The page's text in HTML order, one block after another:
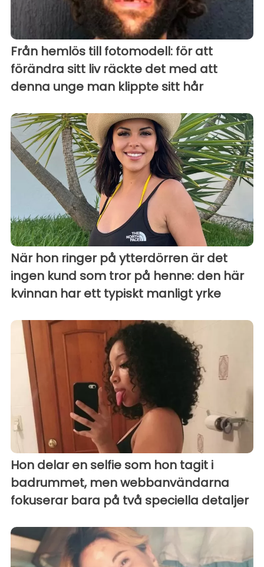
Från hemlös till fotomodell: för att
förändra sitt liv räckte det med att
denna unge man klippte sitt hår
När hon ringer på ytterdörren är det
ingen kund som tror på henne: den här
kvinnan har ett typiskt manligt yrke
Hon delar en selfie som hon tagit i
badrummet, men webbanvändarna
fokuserar bara på två speciella detaljer